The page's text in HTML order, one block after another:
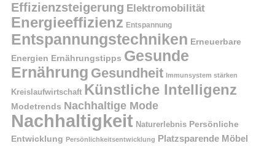
Effizienzsteigerung Elektromobilität
Energieeffizienz Entspannung
Entspannungstechniken Erneuerbare
Energien Ernährungstipps Gesunde
Ernährung Gesundheit Immunsystem stärken
Kreislaufwirtschaft Künstliche Intelligenz
Modetrends Nachhaltige Mode
Nachhaltigkeit Naturerlebnis Persönliche
Entwicklung Persönlichkeitsentwicklung Platzsparende Möbel